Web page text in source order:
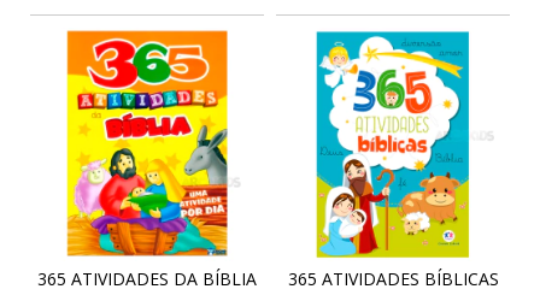
365 ATIVIDADES DA BÍBLIA 365 ATIVIDADES BÍBLICAS